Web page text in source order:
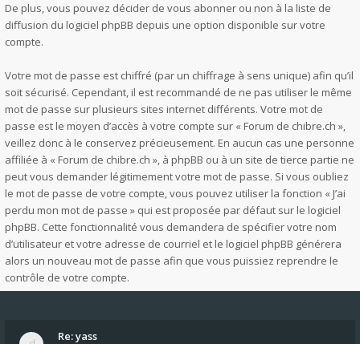
De plus, vous pouvez décider de vous abonner ou non à la liste de
diffusion du logiciel phpBB depuis une option disponible sur votre
compte.
Votre mot de passe est chiffré (par un chiffrage à sens unique) afin qu’il
soit sécurisé. Cependant, il est recommandé de ne pas utiliser le même
mot de passe sur plusieurs sites internet différents. Votre mot de
passe est le moyen d’accès à votre compte sur « Forum de chibre.ch »,
veillez donc à le conservez précieusement. En aucun cas une personne
affiliée à « Forum de chibre.ch », à phpBB ou à un site de tierce partie ne
peut vous demander légitimement votre mot de passe. Si vous oubliez
le mot de passe de votre compte, vous pouvez utiliser la fonction « J’ai
perdu mon mot de passe » qui est proposée par défaut sur le logiciel
phpBB. Cette fonctionnalité vous demandera de spécifier votre nom
d’utilisateur et votre adresse de courriel et le logiciel phpBB générera
alors un nouveau mot de passe afin que vous puissiez reprendre le
contrôle de votre compte.
Re: yass